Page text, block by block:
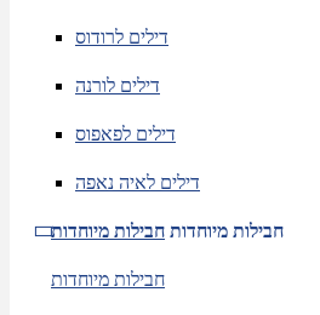
דילים לרודוס
דילים לורנה
דילים לפאפוס
דילים לאיה נאפה
חבילות מיוחדות חבילות מיוחדות
חבילות מיוחדות